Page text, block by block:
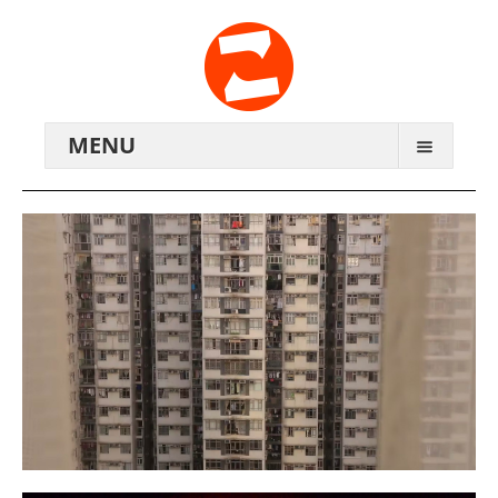
MENU
ARCHIV
WIR ÜBER UNS
ANREISE
KONTAKTE
ZENTRALWERK E.V.
GENOSSENSCHAFT